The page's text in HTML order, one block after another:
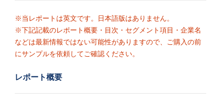
※当レポートは英文です。日本語版はありません。
※下記記載のレポート概要・目次・セグメント項目・企業名
などは最新情報ではない可能性がありますので、ご購入の前
にサンプルを依頼してご確認ください。
レポート概要